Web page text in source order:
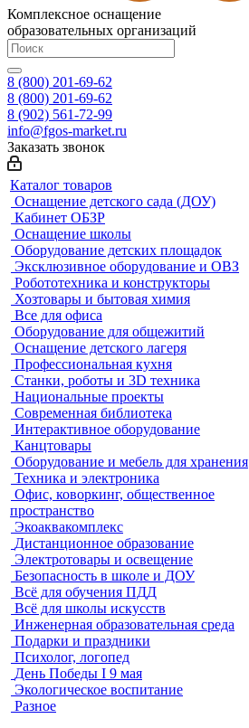
Комплексное оснащение
образовательных организаций
8 (800) 201-69-62
8 (800) 201-69-62
8 (902) 561-72-99
info@fgos-market.ru
Заказать звонок
Каталог товаров
Оснащение детского сада (ДОУ)
Кабинет ОБЗР
Оснащение школы
Оборудование детских площадок
Эксклюзивное оборудование и ОВЗ
Робототехника и конструкторы
Хозтовары и бытовая химия
Все для офиса
Оборудование для общежитий
Оснащение детского лагеря
Профессиональная кухня
Станки, роботы и 3D техника
Национальные проекты
Современная библиотека
Интерактивное оборудование
Канцтовары
Оборудование и мебель для хранения
Техника и электроника
Офис, коворкинг, общественное
пространство
Экоаквакомплекс
Дистанционное образование
Электротовары и освещение
Безопасность в школе и ДОУ
Всё для обучения ПДД
Всё для школы искусств
Инженерная образовательная среда
Подарки и праздники
Психолог, логопед
День Победы I 9 мая
Экологическое воспитание
Разное